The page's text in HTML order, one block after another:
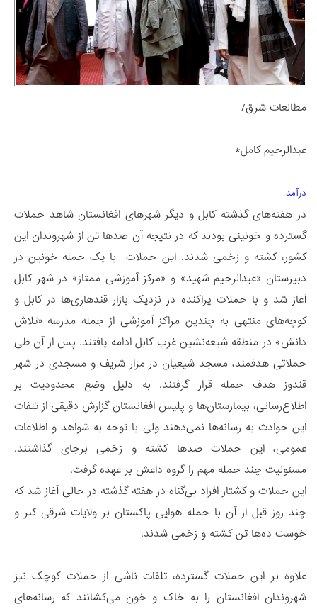
مطالعات شرق/
عبدالرحیم کامل*
درآمد
در هفته‌های گذشته کابل و دیگر شهرهای افغانستان شاهد حملات
گسترده و خونینی بودند که در نتیجه آن صدها تن از شهروندان این
کشور، کشته و زخمی شدند. این حملات با یک حمله خونین در
دبیرستان «عبدالرحیم شهید» و «مرکز آموزشی ممتاز» در شهر کابل
آغاز شد و با حملات پراکنده در نزدیک بازار قندهاری‌ها در کابل و
کوچه‌های منتهی به چندین مراکز آموزشی از جمله مدرسه «تلاش
دانش» در منطقه شیعه‌نشین غرب کابل ادامه یافتند. پس از آن طی
حملاتی هدفمند، مسجد شیعیان در مزار شریف و مسجدی در شهر
قندوز هدف حمله قرار گرفتند. به دلیل وضع محدودیت بر
اطلاع‌رسانی، بیمارستان‌ها و پلیس افغانستان گزارش دقیقی از تلفات
این حوادث به رسانه‌ها نمی‌دهند ولی با توجه به شواهد و اطلاعات
عمومی، این حملات صدها کشته و زخمی برجای گذاشتند.
مسئولیت‌ چند حمله مهم را گروه داعش بر عهده گرفت.
این حملات و کشتار افراد بی‌گناه در هفته گذشته در حالی آغاز شد که
چند روز قبل از آن با حمله هوایی پاکستان بر ولایات شرقی کنر و
خوست ده‌ها تن کشته و زخمی شدند.
علاوه بر این حملات گسترده، تلفات ناشی از حملات کوچک نیز
شهروندان افغانستان را به خاک و خون می‌کشانند که رسانه‌های